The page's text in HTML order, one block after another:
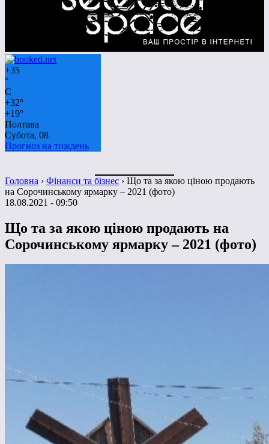
+35
°
C
+32°
+19°
Полтава
Субота, 08
Прогноз на тиждень
Головна › Фінанси та бізнес › Що та за якою ціною продають
на Сорочинському ярмарку – 2021 (фото)
18.08.2021 - 09:50
Що та за якою ціною продають на
Сорочинському ярмарку – 2021 (фото)